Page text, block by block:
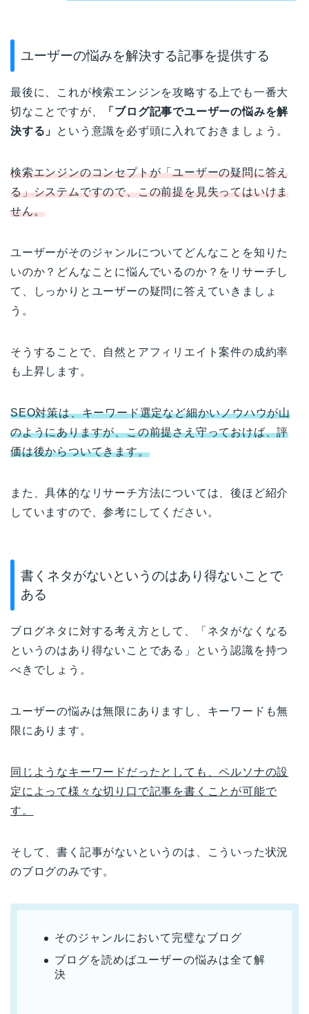
ユーザーの悩みを解決する記事を提供する
最後に、これが検索エンジンを攻略する上でも一番大
切なことですが、
「ブログ記事でユーザーの悩みを解
決する」
という意識を必ず頭に入れておきましょう。
検索エンジンのコンセプトが「ユーザーの疑問に答え
る」システムですので、この前提を見失ってはいけま
せん。
ユーザーがそのジャンルについてどんなことを知りた
いのか？どんなことに悩んでいるのか？をリサーチし
て、しっかりとユーザーの疑問に答えていきましょ
う。
そうすることで、自然とアフィリエイト案件の成約率
も上昇します。
SEO対策は、キーワード選定など細かいノウハウが山
のようにありますが、この前提さえ守っておけば、評
価は後からついてきます。
また、具体的なリサーチ方法については、後ほど紹介
していますので、参考にしてください。
書くネタがないというのはあり得ないことで
ある
ブログネタに対する考え方として、「ネタがなくなる
というのはあり得ないことである」という認識を持つ
べきでしょう。
ユーザーの悩みは無限にありますし、キーワードも無
限にあります。
同じようなキーワードだったとしても、ペルソナの設
定によって様々な切り口で記事を書くことが可能で
す。
そして、書く記事がないというのは、こういった状況
のブログのみです。
そのジャンルにおいて完璧なブログ
ブログを読めばユーザーの悩みは全て解
決